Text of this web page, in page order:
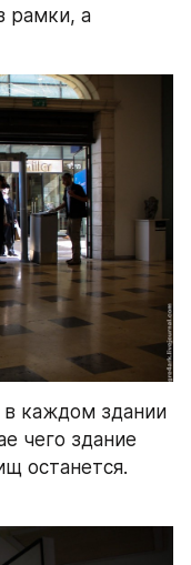
рамки, а
в каждом здании
чего здание
останется.